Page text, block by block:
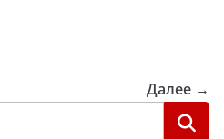
Далее →